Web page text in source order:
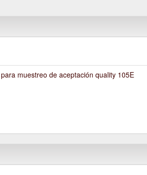
muestreo de aceptación quality 105E